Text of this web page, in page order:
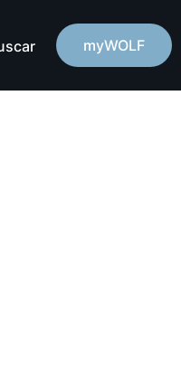
myWOLF